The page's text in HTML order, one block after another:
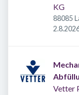
KG
88085
Vetter